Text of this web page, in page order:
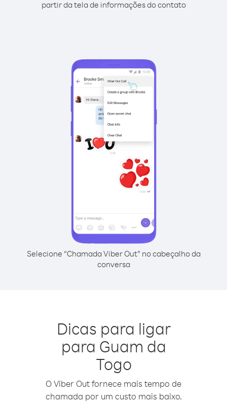
partir da tela de informações do contato
Selecione “Chamada Viber Out” no cabeçalho da
conversa
Dicas para ligar
para Guam da
Togo
O Viber Out fornece mais tempo de
chamada por um custo mais baixo.